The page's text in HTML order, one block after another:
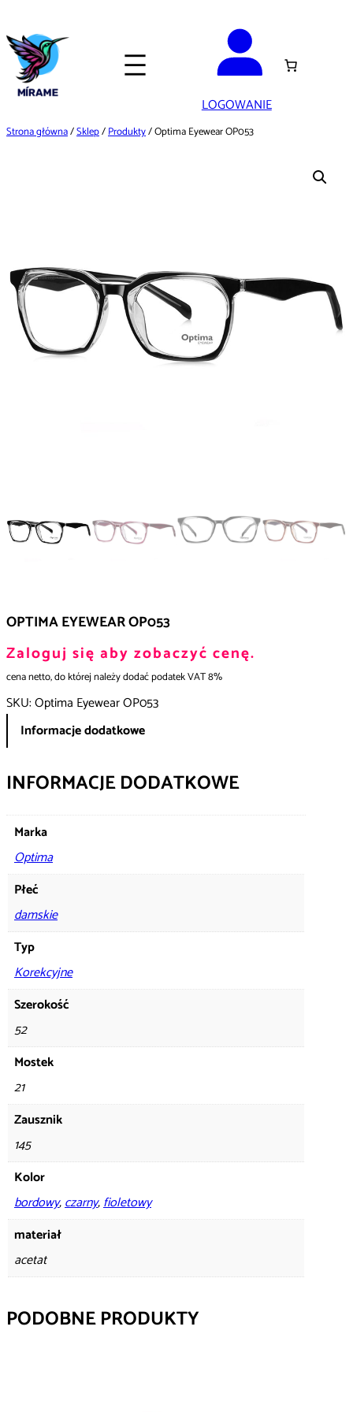
do
treści
LOGOWANIE
Strona główna/Sklep/Produkty/ Optima Eyewear OP053
OPTIMA EYEWEAR OP053
Zaloguj się aby zobaczyć cenę.
cena netto, do której należy dodać podatek VAT 8%
SKU:Optima Eyewear OP053
Informacje dodatkowe
INFORMACJE DODATKOWE
Marka
Optima
Płeć
damskie
Typ
Korekcyjne
Szerokość
52
Mostek
21
Zausznik
145
Kolor
bordowy,czarny,fioletowy
materiał
acetat
PODOBNE PRODUKTY